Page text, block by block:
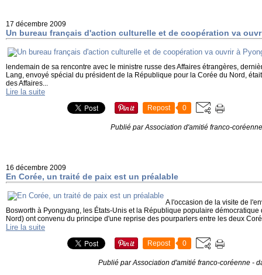
17 décembre 2009
Un bureau français d'action culturelle et de coopération va
lendemain de sa rencontre avec le ministre russe des Affaires étrangères,
Lang, envoyé spécial du président de la République pour la Corée du Nord,
des Affaires...
Lire la suite
Repost 0
Publié par Association d'amitié franco-coréenne
16 décembre 2009
En Corée, un traité de paix est un préalable
A l'occasion de la visite de
Bosworth à Pyongyang, les États-Unis et la République populaire
Nord) ont convenu du principe d'une reprise des pourparlers entre les deux
Lire la suite
Repost 0
Publié par Association d'amitié franco-coréenne -